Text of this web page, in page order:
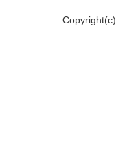
Copyright(c)